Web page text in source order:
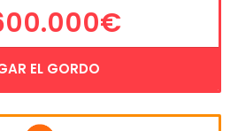
EL GORDO